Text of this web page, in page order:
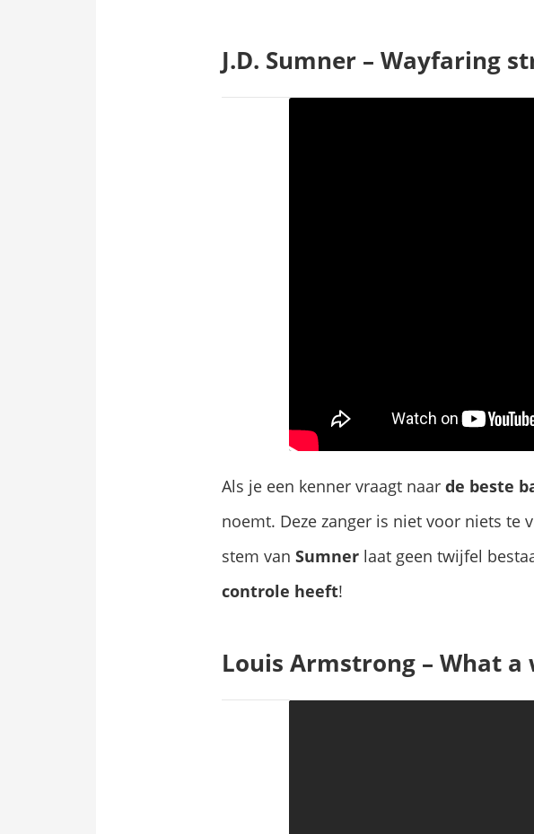
J.D. Sumner – Wayfaring
Als je een kenner vraagt naar de beste
noemt. Deze zanger is niet voor niets te
stem van Sumner laat geen twijfel
controle heeft!
​Louis Armstrong – What